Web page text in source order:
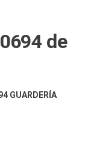
de
GUARDERÍA